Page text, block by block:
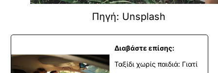
Πηγή: Unsplash
Διαβάστε επίσης:
Ταξίδι χωρίς παιδιά: Γιατί